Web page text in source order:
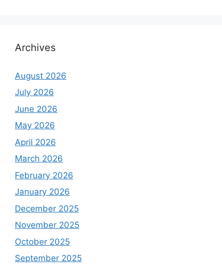
Archives
August 2026
July 2026
June 2026
May 2026
April 2026
March 2026
February 2026
January 2026
December 2025
November 2025
October 2025
September 2025